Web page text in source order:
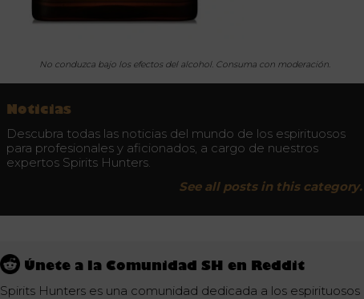
No conduzca bajo los efectos del alcohol. Consuma con moderación.
Noticias
Descubra todas las noticias del mundo de los espirituosos
para profesionales y aficionados, a cargo de nuestros
expertos Spirits Hunters.
See all posts in this category.
Únete a la Comunidad SH en Reddit
Spirits Hunters es una comunidad dedicada a los espirituosos